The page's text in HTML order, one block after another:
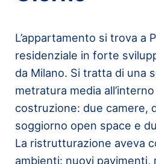
L’appartamento si trova a
residenziale in forte
da Milano. Si tratta di una
metratura media
costruzione: due camere,
soggiorno open space e
La ristrutturazione aveva
ambienti: nuovi pavimenti,